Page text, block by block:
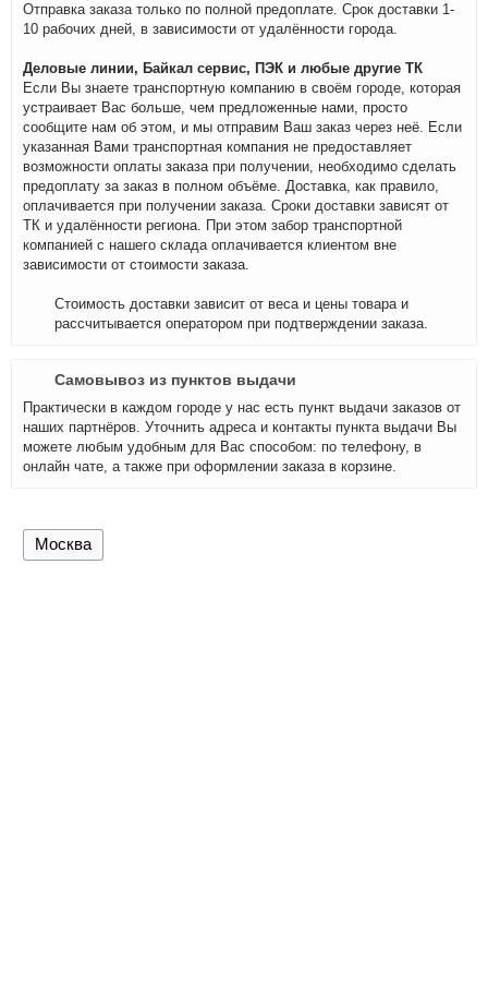
Отправка заказа только по полной предоплате. Срок доставки 1-
10 рабочих дней, в зависимости от удалённости города.
Деловые линии, Байкал сервис, ПЭК и любые другие ТК
Если Вы знаете транспортную компанию в своём городе, которая
устраивает Вас больше, чем предложенные нами, просто
сообщите нам об этом, и мы отправим Ваш заказ через неё. Если
указанная Вами транспортная компания не предоставляет
возможности оплаты заказа при получении, необходимо сделать
предоплату за заказ в полном объёме. Доставка, как правило,
оплачивается при получении заказа. Сроки доставки зависят от
ТК и удалённости региона. При этом забор транспортной
компанией с нашего склада оплачивается клиентом вне
зависимости от стоимости заказа.
Стоимость доставки зависит от веса и цены товара и
рассчитывается оператором при подтверждении заказа.
Самовывоз из пунктов выдачи
Практически в каждом городе у нас есть пункт выдачи заказов от
наших партнёров. Уточнить адреса и контакты пункта выдачи Вы
можете любым удобным для Вас способом: по телефону, в
онлайн чате, а также при оформлении заказа в корзине.
Москва